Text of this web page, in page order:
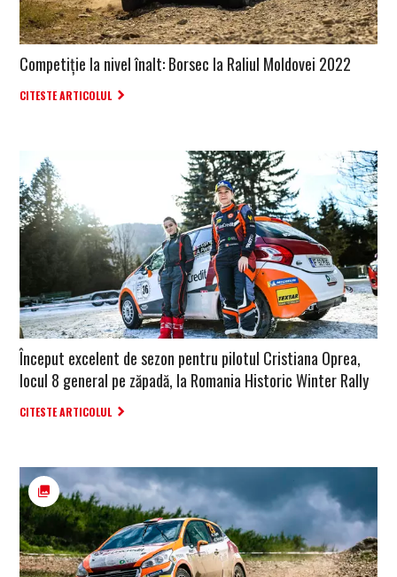
Competiție la nivel înalt: Borsec la Raliul Moldovei 2022
CITESTE ARTICOLUL
Început excelent de sezon pentru pilotul Cristiana Oprea,
locul 8 general pe zăpadă, la Romania Historic Winter Rally
CITESTE ARTICOLUL